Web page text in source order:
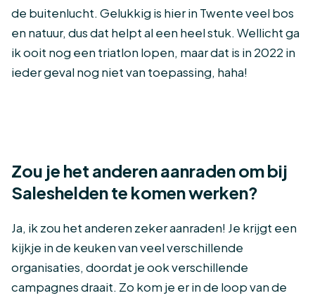
de buitenlucht. Gelukkig is hier in Twente veel bos
en natuur, dus dat helpt al een heel stuk. Wellicht ga
ik ooit nog een triatlon lopen, maar dat is in 2022 in
ieder geval nog niet van toepassing, haha!
Zou je het anderen aanraden om bij
Saleshelden te komen werken?
Ja, ik zou het anderen zeker aanraden! Je krijgt een
kijkje in de keuken van veel verschillende
organisaties, doordat je ook verschillende
campagnes draait. Zo kom je er in de loop van de